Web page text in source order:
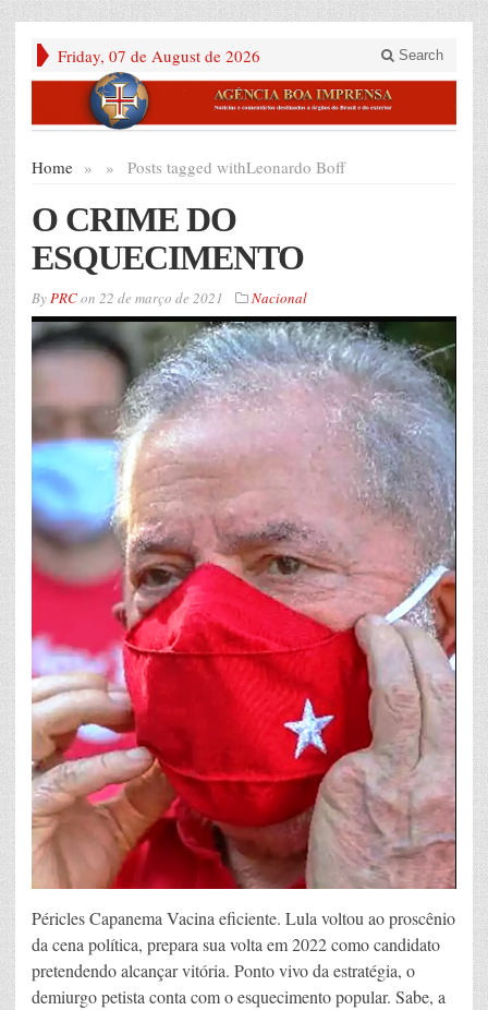
Friday, 07 de August de 2026 Search
Home » Posts tagged with
» Leonardo Boff
O CRIME DO
ESQUECIMENTO
ByPRCon 22 de março de 2021 Nacional
Péricles Capanema Vacina eficiente. Lula voltou ao proscênio
da cena política, prepara sua volta em 2022 como candidato
pretendendo alcançar vitória. Ponto vivo da estratégia, o
demiurgo petista conta com o esquecimento popular. Sabe, a